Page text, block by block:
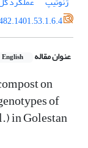
عنوان مقاله English
on
of
in Golestan